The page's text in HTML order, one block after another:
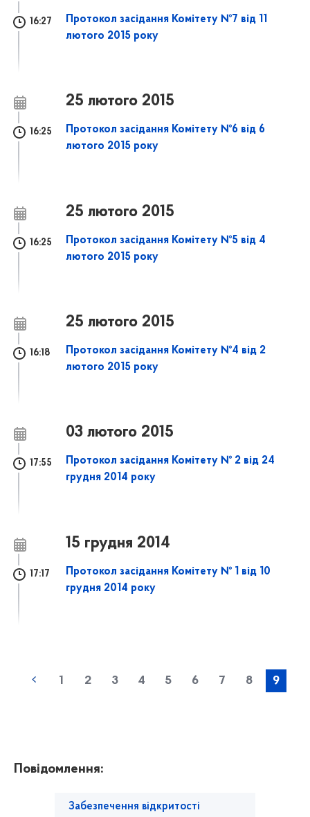
16:27
Протокол засідання Комітету №7 від 11
лютого 2015 року
25 лютого 2015
16:25
Протокол засідання Комітету №6 від 6
лютого 2015 року
25 лютого 2015
16:25
Протокол засідання Комітету №5 від 4
лютого 2015 року
25 лютого 2015
16:18
Протокол засідання Комітету №4 від 2
лютого 2015 року
03 лютого 2015
17:55
Протокол засідання Комітету № 2 від 24
грудня 2014 року
15 грудня 2014
17:17
Протокол засідання Комітету № 1 від 10
грудня 2014 року
1 2 3 4 5 6 7 8 9
Повідомлення:
Забезпечення відкритості